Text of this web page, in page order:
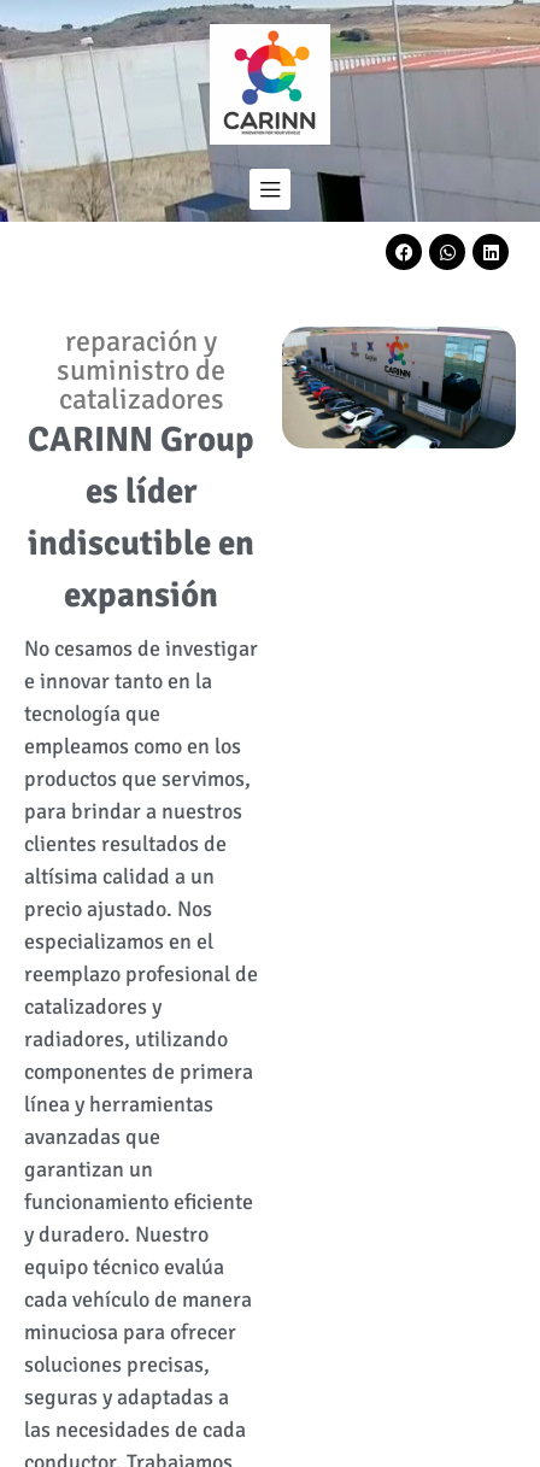
reparación y
suministro de
catalizadores
CARINN Group
es líder
indiscutible en
expansión
No cesamos de investigar
e innovar tanto en la
tecnología que
empleamos como en los
productos que servimos,
para brindar a nuestros
clientes resultados de
altísima calidad a un
precio ajustado. Nos
especializamos en el
reemplazo profesional de
catalizadores y
radiadores, utilizando
componentes de primera
línea y herramientas
avanzadas que
garantizan un
funcionamiento eficiente
y duradero. Nuestro
equipo técnico evalúa
cada vehículo de manera
minuciosa para ofrecer
soluciones precisas,
seguras y adaptadas a
las necesidades de cada